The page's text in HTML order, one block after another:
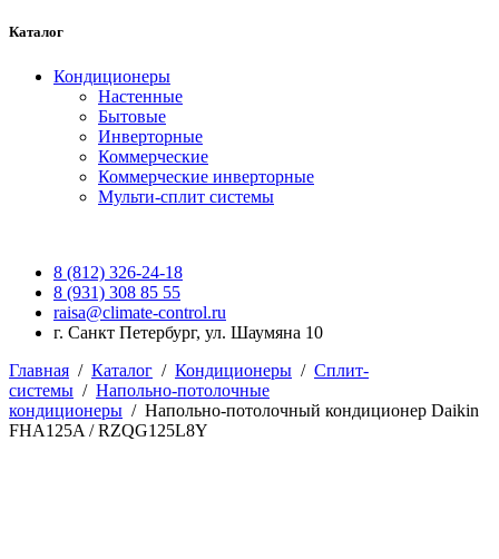
Каталог
Кондиционеры
Настенные
Бытовые
Инверторные
Коммерческие
Коммерческие инверторные
Мульти-сплит системы
8 (812) 326-24-18
8 (931) 308 85 55
raisa@climate-control.ru
г. Санкт Петербург, ул. Шаумяна 10
Главная / Каталог / Кондиционеры / Сплит-
системы / Напольно-потолочные
кондиционеры / Напольно-потолочный кондиционер Daikin
FHA125A / RZQG125L8Y